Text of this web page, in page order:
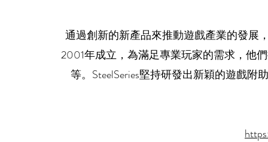
通過創新的新產品來推動遊戲產業的發展
2001年成立，為滿足專業玩家的需求，他
等。SteelSeries堅持研發出新穎的遊戲